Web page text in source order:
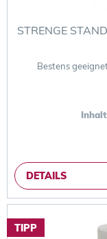
STRENGE
Bestens
Inhalt
DETAILS
TIPP